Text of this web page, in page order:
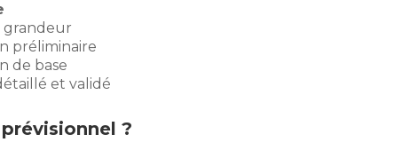
grandeur
préliminaire
de base
et validé
?